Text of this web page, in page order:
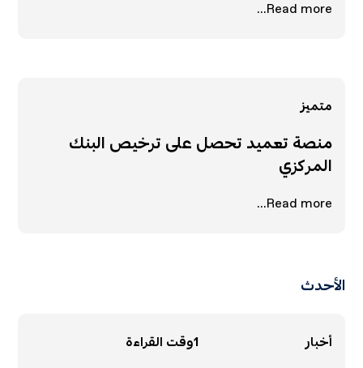
Read more...
متميز
منصة تعميد تحصل على ترخيص البنك
المركزي
Read more...
الأحدث
أخبار 1وقت القراءة